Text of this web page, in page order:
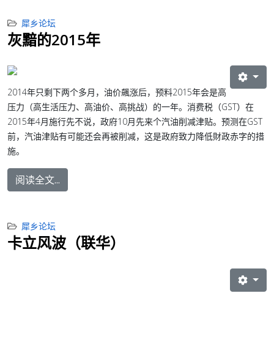
犀乡论坛
灰黯的2015年
2014年只剩下两个多月，油价飆涨后，预料2015年会是高
压力（高生活压力、高油价、高挑战）的一年。消费税（GST）在
2015年4月施行先不说，政府10月先来个汽油削减津贴。预测在GST
前，汽油津贴有可能还会再被削减，这是政府致力降低財政赤字的措
施。
阅读全文...
犀乡论坛
卡立风波（联华）